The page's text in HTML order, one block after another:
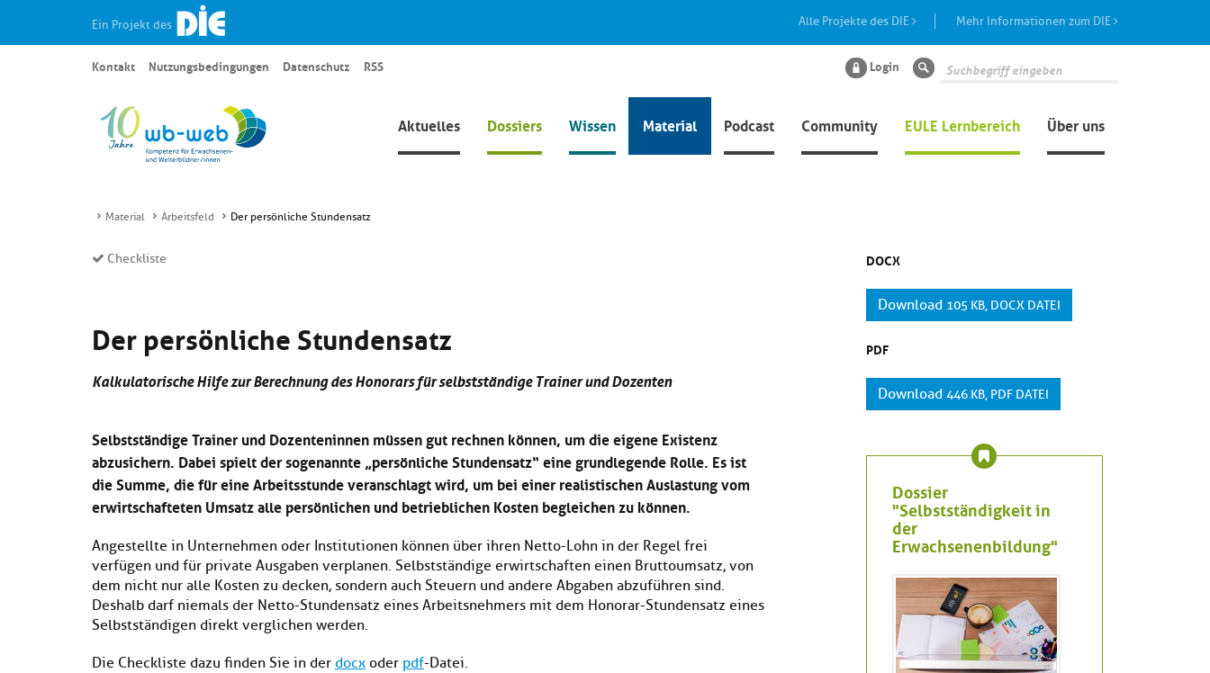
Ein Projekt des Alle Projekte des DIE Mehr Informationen zum DIE
Aktuelles Dossiers Wissen Material Podcast Community EULE Lernbereich Über uns
Kontakt Nutzungsbedingungen Datenschutz RSS Login Suche
Material Arbeitsfeld Der persönliche Stundensatz
Checkliste
Der persönliche Stundensatz
Kalkulatorische Hilfe zur Berechnung des Honorars für selbstständige Trainer und Dozenten
Selbstständige Trainer und Dozenteninnen müssen gut rechnen können, um die eigene Existenz
abzusichern. Dabei spielt der sogenannte „persönliche Stundensatz“ eine grundlegende Rolle. Es ist
die Summe, die für eine Arbeitsstunde veranschlagt wird, um bei einer realistischen Auslastung vom
erwirtschafteten Umsatz alle persönlichen und betrieblichen Kosten begleichen zu können.
Angestellte in Unternehmen oder Institutionen können über ihren Netto-Lohn in der Regel frei
verfügen und für private Ausgaben verplanen. Selbstständige erwirtschaften einen Bruttoumsatz, von
dem nicht nur alle Kosten zu decken, sondern auch Steuern und andere Abgaben abzuführen sind.
Deshalb darf niemals der Netto-Stundensatz eines Arbeitsnehmers mit dem Honorar-Stundensatz eines
Selbstständigen direkt verglichen werden.
Die Checkliste dazu finden Sie in der docx oder pdf-Datei.
DOCX
Download 105 KB, DOCX DATEI
PDF
Download 446 KB, PDF DATEI
Dossier
"Selbstständigkeit in
der
Erwachsenenbildung"